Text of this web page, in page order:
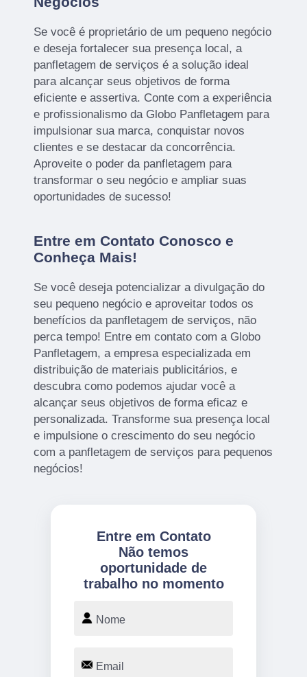
Se você é proprietário de um pequeno negócio
e deseja fortalecer sua presença local, a
panfletagem de serviços é a solução ideal
para alcançar seus objetivos de forma
eficiente e assertiva. Conte com a experiência
e profissionalismo da Globo Panfletagem para
impulsionar sua marca, conquistar novos
clientes e se destacar da concorrência.
Aproveite o poder da panfletagem para
transformar o seu negócio e ampliar suas
oportunidades de sucesso!
Entre em Contato Conosco e
Conheça Mais!
Se você deseja potencializar a divulgação do
seu pequeno negócio e aproveitar todos os
benefícios da panfletagem de serviços, não
perca tempo! Entre em contato com a Globo
Panfletagem, a empresa especializada em
distribuição de materiais publicitários, e
descubra como podemos ajudar você a
alcançar seus objetivos de forma eficaz e
personalizada. Transforme sua presença local
e impulsione o crescimento do seu negócio
com a panfletagem de serviços para pequenos
negócios!
Entre em Contato
Não temos
oportunidade de
trabalho no momento